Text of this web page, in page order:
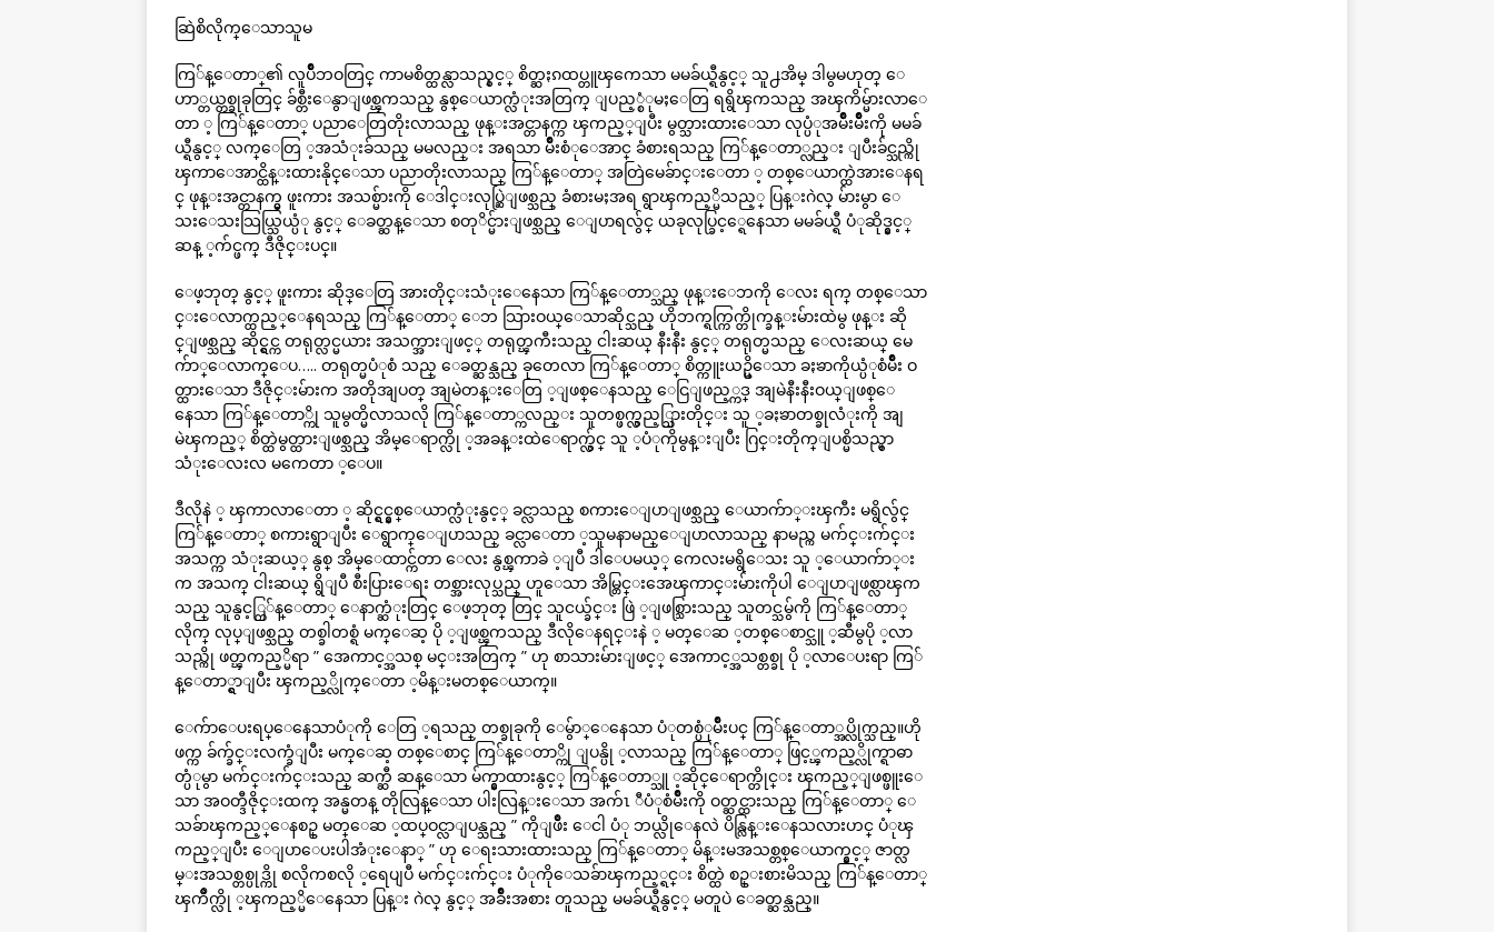
ဆြဲစိလိုက္ေသာသူမ
ကြ်န္ေတာ္၏ လူပ်ိဳဘဝတြင္ ကာမစိတ္ထန္လာသည္နွင့္ စိတ္ဆႏၵထပ္တူၾကေသာ မမခ်ယ္ရီနွင့္ သူ႕အိမ္ ဒါမွမဟုတ္ ေ
ဟာ္တယ္တစ္ခုခုတြင္ ခ်စ္တီးေနွာျဖစ္ၾကသည္ နွစ္ေယာက္လံုးအတြက္ ျပည့္စံုမႈေတြ ရရွိၾကသည္ အၾကိမ္မ်ားလာေ
တာ ့ ကြ်န္ေတာ္ ပညာေတြတိုးလာသည္ ဖုန္းအင္တာနက္က ၾကည့္ျပီး မွတ္သားထားေသာ လုပ္ပံုအမ်ိဳးမ်ိဳးကို မမခ်
ယ္ရီနွင့္ လက္ေတြ ့အသံုးခ်သည္ မမလည္း အရသာ မ်ိဳးစံုေအာင္ ခံစားရသည္ ကြ်န္ေတာ္လည္း ျပီးခ်င္သည္ကို
ၾကာေအာင္ထိန္းထားနိုင္ေသာ ပညာတိုးလာသည္ ကြ်န္ေတာ္ အတြဲမေခ်ာင္းေတာ ့ တစ္ေယာက္ထဲအားေနရ
င္ ဖုန္းအင္တာနက္မွ ဖူးကား အသစ္မ်ားကို ေဒါင္းလုပ္ဆြဲျဖစ္သည္ ခံစားမႈအရ ရွာၾကည့္မိသည့္ ပြန္းဂဲလ္ မ်ားမွာ ေ
သးေသးသြယ္သြယ္ပံု နွင့္ ေခတ္ဆန္ေသာ စတုိင္မ်ားျဖစ္သည္ ေျပာရလ်ွင္ ယခုလုပ္ခြင့္ရေနေသာ မမခ်ယ္ရီ ပံုဆိုဒ္နွင့္
ဆန္ ့က်င္ဖက္ ဒီဇိုင္းပင္။
ေဖ့ဘုတ္ နွင့္ ဖူးကား ဆိုဒ္ေတြ အားတိုင္းသံုးေနေသာ ကြ်န္ေတာ္သည္ ဖုန္းေဘကို ေလး ရက္ တစ္ေသာ
င္းေလာက္ထည့္ေနရသည္ ကြ်န္ေတာ္ ေဘ သြားဝယ္ေသာဆိုင္သည္ ဟိုဘက္ရက္ကြက္တိုက္ခန္းမ်ားထဲမွ ဖုန္း ဆို
င္ျဖစ္သည္ ဆိုင္ရွင္က တရုတ္လင္မယား အသက္အားျဖင့္ တရုတ္ၾကီးသည္ ငါးဆယ္ နီးနီး နွင့္ တရုတ္မသည္ ေလးဆယ္ မေ
က်ာ္ေလာက္ေပ….. တရုတ္မပံုစံ သည္ ေခတ္ဆန္သည္ ခုတေလာ ကြ်န္ေတာ္ စိတ္ကူးယဥ္မိေသာ ခႏၶာကိုယ္ပံုစံမ်ိဳး ဝ
တ္ထားေသာ ဒီဇိုင္းမ်ားက အတိုအျပတ္ အျမဲတန္းေတြ ့ျဖစ္ေနသည္ ေငြျဖည့္ကဒ္ အျမဲနီးနီးဝယ္ျဖစ္ေ
နေသာ ကြ်န္ေတာ္ကို သူမွတ္မိလာသလို ကြ်န္ေတာ္ကလည္း သူတစ္ဖက္လွည့္သြားတိုင္း သူ ့ခႏၶာတစ္ခုလံုးကို အျ
မဲၾကည့္ စိတ္ထဲမွတ္ထားျဖစ္သည္ အိမ္ေရာက္လို ့အခန္းထဲေရာက္လ်ွင္ သူ ့ပံုကိုမွန္းျပီး ဂြင္းတိုက္ျပစ္မိသည္မွာ
သံုးေလးလ မကေတာ ့ေပ။
ဒီလိုနဲ ့ ၾကာလာေတာ ့ ဆိုင္ရွင္နွစ္ေယာက္လံုးနွင့္ ခင္လာသည္ စကားေျပာျဖစ္သည္ ေယာက်ာ္းၾကီး မရွိလ်ွင္
ကြ်န္ေတာ္ စကားရွာျပီး ေရွာက္ေျပာသည္ ခင္လာေတာ ့သူမနာမည္ေျပာလာသည္ နာမည္က မက်င္းက်င္း
အသက္က သံုးဆယ့္ နွစ္ အိမ္ေထာင္က်တာ ေလး နွစ္ၾကာခဲ ့ျပီ ဒါေပမယ့္ ကေလးမရွိေသး သူ ့ေယာက်ာ္း
က အသက္ ငါးဆယ္ ရွိျပီ စီးပြားေရး တစ္အားလုပ္သည္ ဟူေသာ အိမ္တြင္းအေၾကာင္းမ်ားကိုပါ ေျပာျဖစ္လာၾက
သည္ သူနွင့္ကြ်န္ေတာ္ ေနာက္ဆံုးတြင္ ေဖ့ဘုတ္ တြင္ သူငယ္ခ်င္း ဖြဲ ့ျဖစ္သြားသည္ သူတင္သမ်ွကို ကြ်န္ေတာ္
လိုက္ လုပ္ျဖစ္သည္ တစ္ခါတစ္ရံ မက္ေဆ့ ပို ့ျဖစ္ၾကသည္ ဒီလိုေနရင္းနဲ ့ မတ္ေဆ ့တစ္ေစာင္သူ ့ဆီမွပို ့လာ
သည္ကို ဖတ္ၾကည့္မိရာ ” အေကာင့္အသစ္ မင္းအတြက္ ” ဟု စာသားမ်ားျဖင့္ အေကာင့္အသစ္တစ္ခု ပို ့လာေပးရာ ကြ်
န္ေတာ္ရွာျပီး ၾကည့္လိုက္ေတာ ့မိန္းမတစ္ေယာက္။
ေက်ာေပးရပ္ေနေသာပံုကို ေတြ ့ရသည္ တစ္ခုခုကို ေမ်ွာ္ေနေသာ ပံုတစ္ပံုမ်ိဳးပင္ ကြ်န္ေတာ္အပ္လိုက္သည္။ဟို
ဖက္က ခ်က္ခ်င္းလက္ခံျပီး မက္ေဆ့ တစ္ေစာင္ ကြ်န္ေတာ္ကို ျပန္ပို ့လာသည္ ကြ်န္ေတာ္ ဖြင့္ၾကည့္လိုက္ရာဓာ
တ္ပံုမွာ မက်င္းက်င္းသည္ ဆက္ဆီ ဆန္ေသာ မ်က္နွာထားနွင့္ ကြ်န္ေတာ္သူ ့ဆိုင္ေရာက္တိုင္း ၾကည့္ျဖစ္ဖူးေ
သာ အဝတ္ဒီဇိုင္းထက္ အန္မတန္ တိုလြန္ေသာ ပါးလြန္းေသာ အက်ၤ ီပံုစံမ်ိဳးကို ဝတ္ဆင္ထားသည္ ကြ်န္ေတာ္ ေ
သခ်ာၾကည့္ေနစဥ္ မတ္ေဆ ့ထပ္ဝင္လာျပန္သည္ ” ကိုျဖိဳး ေငါ ပံု ဘယ္လိုေနလဲ ပိန္လြန္းေနသလားဟင္ ပံုၾ
ကည့္ျပီး ေျပာေပးပါအံုးေနာ္ ” ဟု ေရးသားထားသည္ ကြ်န္ေတာ္ မိန္းမအသစ္တစ္ေယာက္နွင့္ ဇာတ္လ
မ္းအသစ္တစ္ပုဒ္ကို စလိုကစလို ့ရေပျပီ မက်င္းက်င္း ပံုကိုေသခ်ာၾကည့္ရင္း စိတ္ထဲ စဥ္းစားမိသည္ ကြ်န္ေတာ္
ၾကိဳက္လို ့ၾကည့္မိေနေသာ ပြန္း ဂဲလ္ နွင့္ အခ်ိဳးအစား တူသည္ မမခ်ယ္ရီနွင့္ မတူပဲ ေခတ္ဆန္သည္။